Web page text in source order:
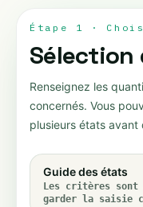
Étape 1 ·
Sélection
Renseignez les
concernés. Vous
plusieurs états avant
Guide des états
Les critères
garder la saisie